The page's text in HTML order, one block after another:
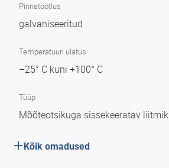
Pinnatöötlus
galvaniseeritud
Temperatuuri ulatus
–25° C kuni +100° C
Tüüp
Mõõteotsikuga sissekeeratav liitmik
Kõik omadused